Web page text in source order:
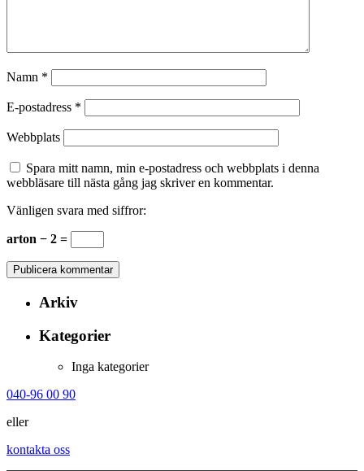
Namn *
E-postadress *
Webbplats
Spara mitt namn, min e-postadress och webbplats i denna
webbläsare till nästa gång jag skriver en kommentar.
Vänligen svara med siffror:
arton − 2 =
Arkiv
Kategorier
Inga kategorier
040-96 00 90
eller
kontakta oss